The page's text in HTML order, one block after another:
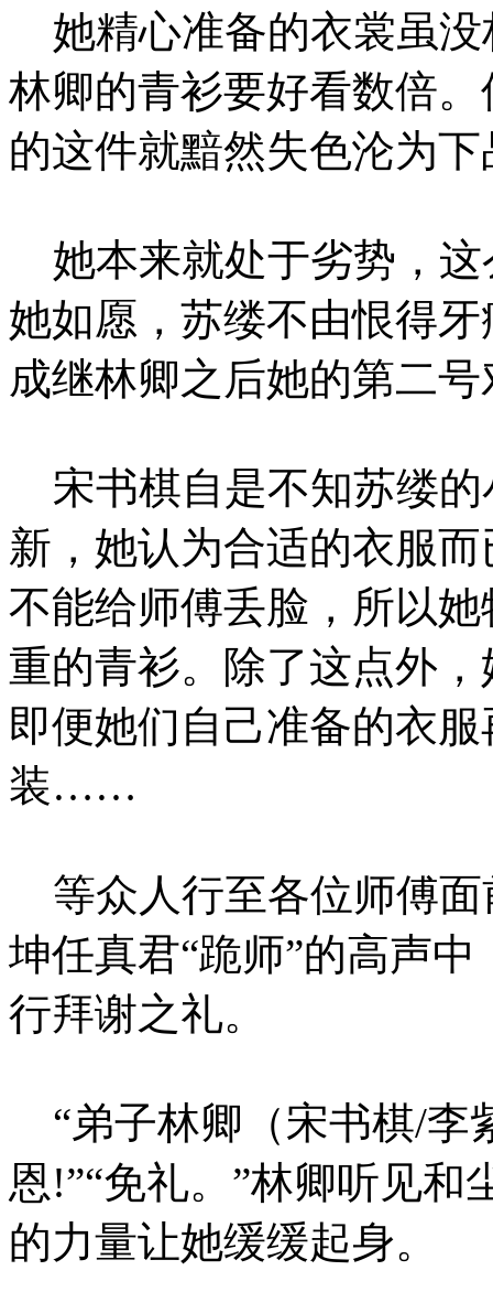
她精心准备的衣裳虽没
林卿的青衫要好看数倍
的这件就黯然失色沦为下
她本来就处于劣势，这
她如愿，苏缕不由恨得
成继林卿之后她的第二
宋书棋自是不知苏缕的
新，她认为合适的衣服
不能给师傅丢脸，所以
重的青衫。除了这点外
即便她们自己准备的衣
装……
等众人行至各位师傅面
坤任真君“跪师”的高声
行拜谢之礼。
“弟子林卿（宋书棋/李
恩!”“免礼。”林卿听见
的力量让她缓缓起身。